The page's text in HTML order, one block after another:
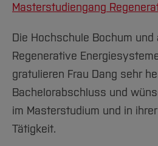
Masterstudiengang
Die Hochschule Bochum
Regenerative
gratulieren Frau Dang sehr
Bachelorabschluss und
im Masterstudium und in
Tätigkeit.